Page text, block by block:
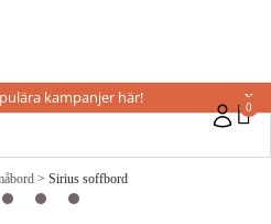
0
kampanjer här! X
> Sirius soffbord